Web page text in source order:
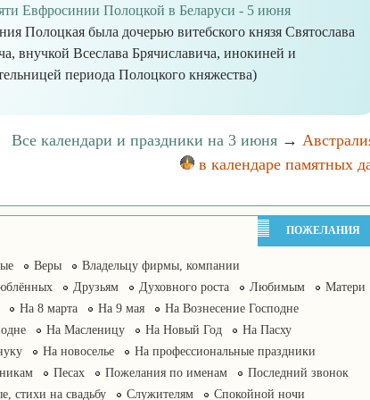
Евфросинии Полоцкой в Беларуси - 5 июня
Полоцкая была дочерью витебского князя Святослава
внучкой Всеслава Брячиславича, инокиней и
периода Полоцкого княжества)
Все календари и праздники на 3 июня →
в календаре памятных
ПОЖЕЛАНИЯ
Веры
Владельцу фирмы, компании
Друзьям Духовного роста Любимым
Матери
На 8 марта На 9 мая
На Вознесение Господне
На Масленицу На Новый Год
На Пасху
На новоселье
На профессиональные праздники
Песах Пожелания по именам
Последний звонок
стихи на свадьбу Служителям Спокойной ночи